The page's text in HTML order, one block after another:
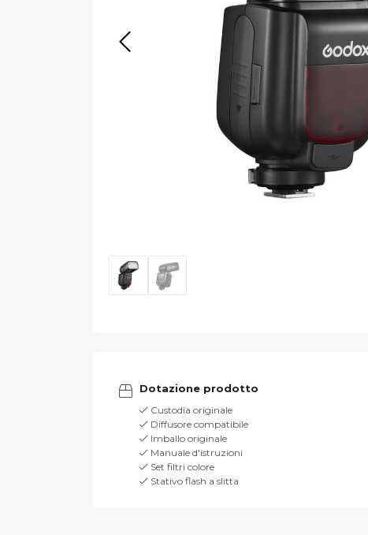
Dotazione prodotto
Custodia originale
Diffusore compatibile
Imballo originale
Manuale d'istruzioni
Set filtri colore
Stativo flash a slitta